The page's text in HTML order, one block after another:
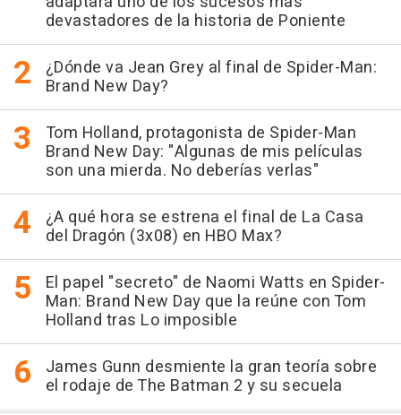
devastadores de la historia de Poniente
¿Dónde va Jean Grey al final de Spider-Man:
Brand New Day?
Tom Holland, protagonista de Spider-Man
Brand New Day: "Algunas de mis películas
son una mierda. No deberías verlas"
¿A qué hora se estrena el final de La Casa
del Dragón (3x08) en HBO Max?
El papel "secreto" de Naomi Watts en Spider-
Man: Brand New Day que la reúne con Tom
Holland tras Lo imposible
James Gunn desmiente la gran teoría sobre
el rodaje de The Batman 2 y su secuela